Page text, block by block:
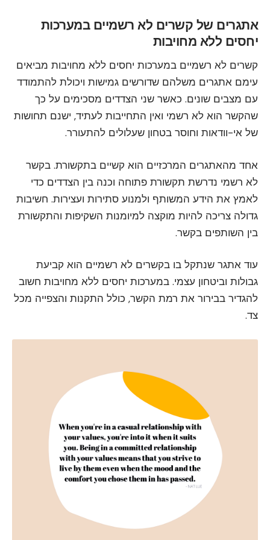
אתגרים של קשרים לא רשמיים במערכות
יחסים ללא מחויבות
קשרים לא רשמיים במערכות יחסים ללא מחויבות מביאים
עימם אתגרים משלהם שדורשים גמישות ויכולת להתמודד
עם מצבים שונים. כאשר שני הצדדים מסכימים על כך
שהקשר הוא לא רשמי ואין התחייבות לעתיד, ישנם תחושות
של אי-וודאות וחוסר בטחון שעלולים להתעורר.
אחד מהאתגרים המרכזיים הוא קשיים בתקשורת. בקשר
לא רשמי נדרשת תקשורת פתוחה וכנה בין הצדדים כדי
לאמץ את הידע המשותף ולמנוע סתירות ועצירות. חשיבות
גדולה צריכה להיות מוקצה למיומנות השקיפות והתקשורת
בין השותפים בקשר.
עוד אתגר שנתקל בו בקשרים לא רשמיים הוא קביעת
גבולות וביטחון עצמי. במערכות יחסים ללא מחויבות חשוב
להגדיר בבירור את רמת הקשר, כולל התקנות והצפייה מכל
צד.